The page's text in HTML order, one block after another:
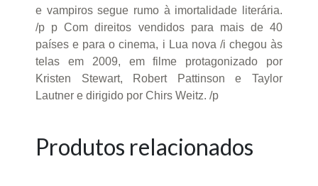
e vampiros segue rumo à imortalidade literária.
/p p Com direitos vendidos para mais de 40
países e para o cinema, i Lua nova /i chegou às
telas em 2009, em filme protagonizado por
Kristen Stewart, Robert Pattinson e Taylor
Lautner e dirigido por Chirs Weitz. /p
Produtos relacionados